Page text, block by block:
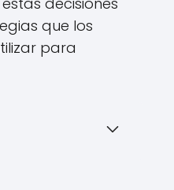
que los
para